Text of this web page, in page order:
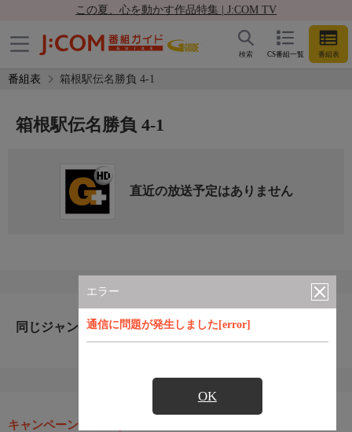
この夏、心を動かす作品特集 | J:COM TV
CS番組一覧 番組表
検索
番組表 箱根駅伝名勝負 4-1
エラー
通信に問題が発生しました[error]
OK
箱根駅伝名勝負 4-1
直近の放送予定はありません
同じジャンルのおすすめ番組
キャンペーン・お得な情報